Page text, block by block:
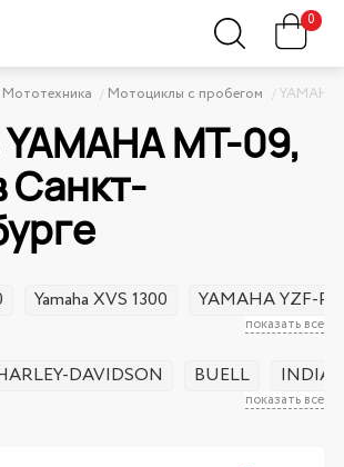
0
Мототехника Мотоциклы с пробегом YAMAHA
MT-09,
Санкт-
показать все
Yamaha XVS 1300 YAMAHA YZF-R3
показать все
DAVIDSON BUELL